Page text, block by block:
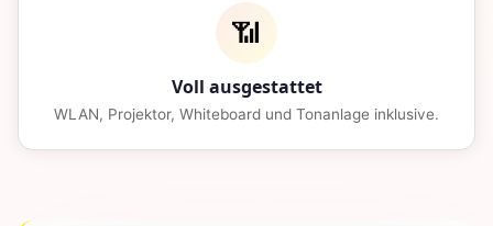
📶
Voll ausgestattet
WLAN, Projektor, Whiteboard und Tonanlage inklusive.